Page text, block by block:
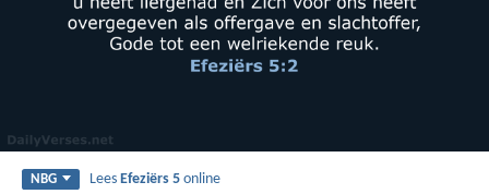
NBG LeesEfeziërs 5 online